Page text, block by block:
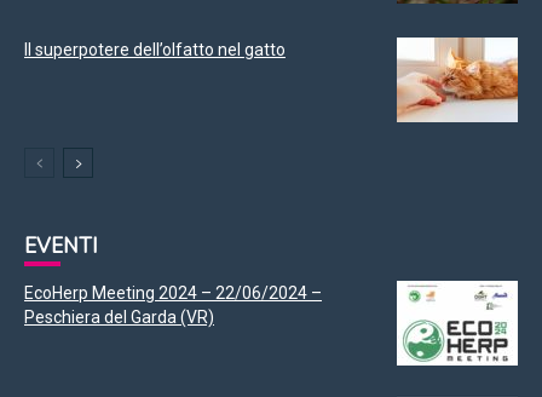
Il superpotere dell’olfatto nel gatto
EVENTI
EcoHerp Meeting 2024 – 22/06/2024 –
Peschiera del Garda (VR)